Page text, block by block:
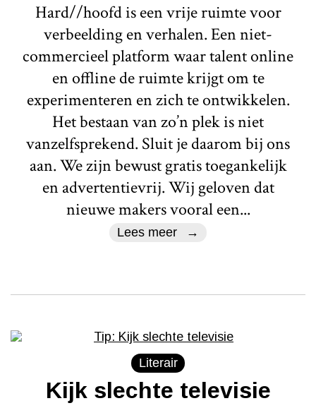
Hard//hoofd is een vrije ruimte voor
verbeelding en verhalen. Een niet-
commercieel platform waar talent online
en offline de ruimte krijgt om te
experimenteren en zich te ontwikkelen.
Het bestaan van zo’n plek is niet
vanzelfsprekend. Sluit je daarom bij ons
aan. We zijn bewust gratis toegankelijk
en advertentievrij. Wij geloven dat
nieuwe makers vooral een...
Lees meer
Literair
Kijk slechte televisie